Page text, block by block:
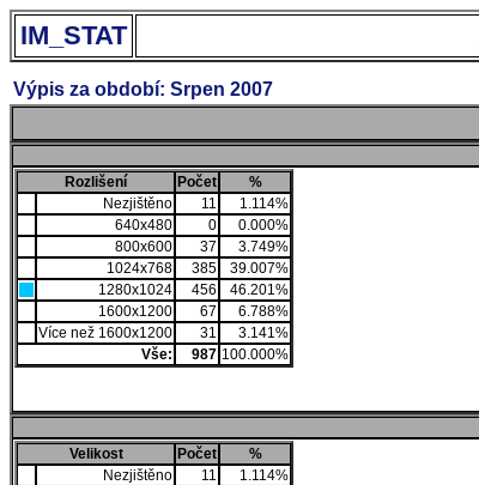
IM_STAT
Výpis za období: Srpen 2007
Rozlišení
Počet
%
Nezjištěno
11
1.114%
640x480
0
0.000%
800x600
37
3.749%
1024x768
385
39.007%
1280x1024
456
46.201%
1600x1200
67
6.788%
Více než 1600x1200
31
3.141%
Vše:
987 100.000%
Velikost
Počet
%
Nezjištěno
11
1.114%